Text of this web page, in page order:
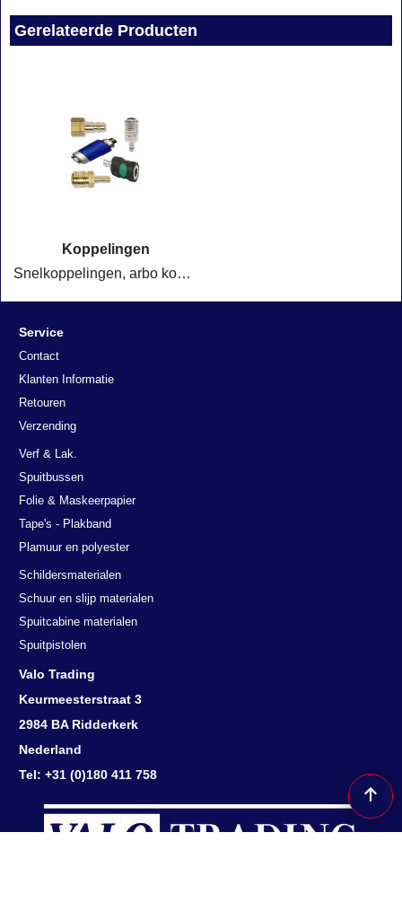
Gerelateerde Producten
Koppelingen
Snelkoppelingen, arbo koppelingen veiligheidskoppelingen en alle soorten nippels
Service
Contact
Klanten Informatie
Retouren
Verzending
Verf & Lak.
Spuitbussen
Folie & Maskeerpapier
Tape's - Plakband
Plamuur en polyester
Schildersmaterialen
Schuur en slijp materialen
Spuitcabine materialen
Spuitpistolen
Valo Trading
Keurmeesterstraat 3
2984 BA Ridderkerk
Nederland
Tel: +31 (0)180 411 758